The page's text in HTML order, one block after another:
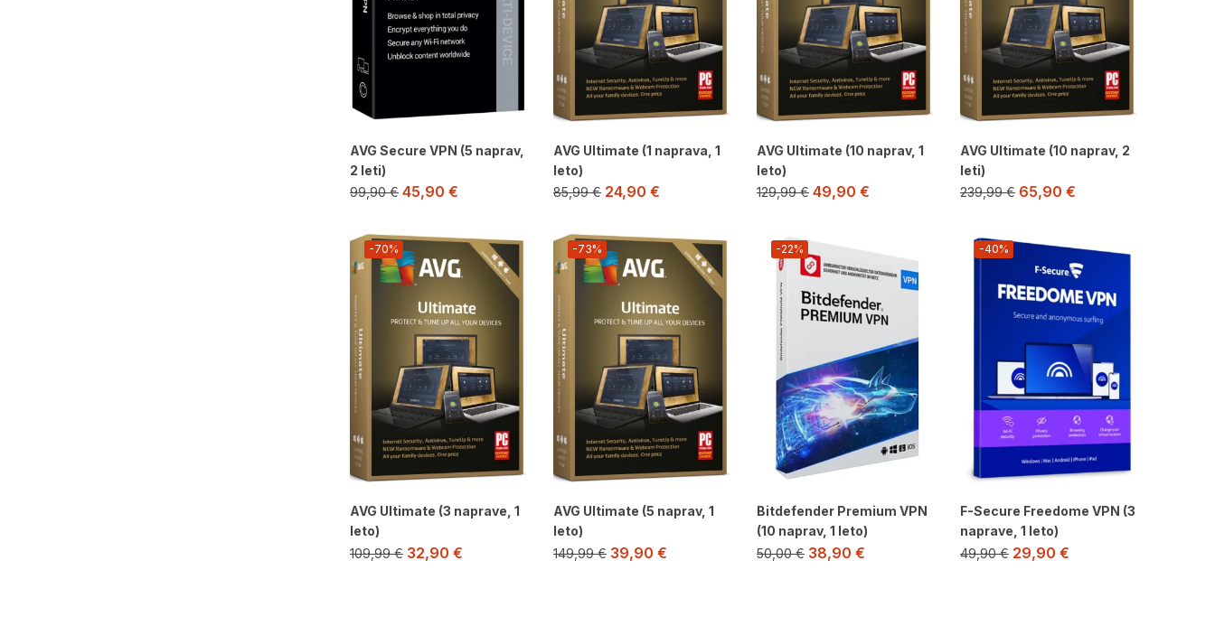
AVG Secure VPN (5 naprav,
2 leti)
99,90€ 45,90 €
AVG Ultimate (1 naprava, 1
leto)
85,99€ 24,90 €
AVG Ultimate (10 naprav, 1
leto)
129,99€ 49,90 €
AVG Ultimate (10 naprav, 2
leti)
239,99€ 65,90 €
-70%
AVG Ultimate (3 naprave, 1
leto)
109,99€ 32,90 €
-73%
AVG Ultimate (5 naprav, 1
leto)
149,99€ 39,90 €
-22%
Bitdefender Premium VPN
(10 naprav, 1 leto)
50,00€ 38,90 €
-40%
F-Secure Freedome VPN (3
naprave, 1 leto)
49,90€ 29,90 €